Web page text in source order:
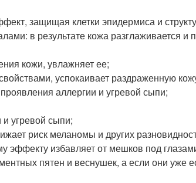
защищая клетки эпидермиса и
в результате кожа разглаживается и
кожи, увлажняет ее;
успокаивает раздраженную
аллергии и угревой сыпи;
и угревой сыпи;
риск меланомы и других
эффекту избавляет от мешков под
пятен и веснушек, а если они уже